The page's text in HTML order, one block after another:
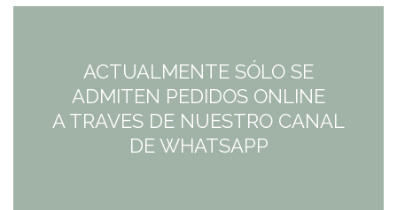
ACTUALMENTE SÓLO SE
ADMITEN PEDIDOS ONLINE
A TRAVES DE NUESTRO CANAL
DE WHATSAPP